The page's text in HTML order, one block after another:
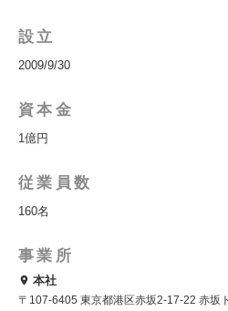
設立
2009/9/30
資本金
1億円
従業員数
160名
事業所
本社
〒107-6405 東京都港区赤坂2-17-22 赤坂